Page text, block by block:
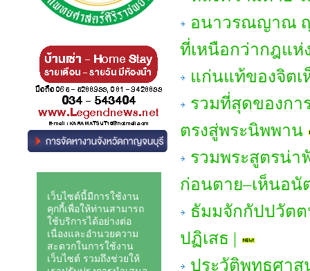
อนาวรณญาณ
ที่เหนือกว่ากฎแห่
แก่นแท้ของจิตเ
รวมที่สุดของกา
ตรงสู่พระนิพพาน
รวมพระสูตรน่า
ก่อนตาย–เห็นอ
ธัมมจักกัปปวัตต
ปฏิเสธ |
ประวัติพุทธศาส